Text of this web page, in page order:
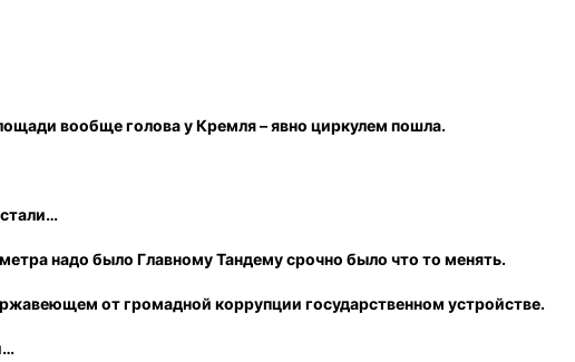
вообще голова у Кремля – явно циркулем пошла.
надо было Главному Тандему срочно было что то менять.
от громадной коррупции государственном устройстве.